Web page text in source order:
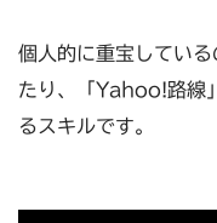
個人的に重宝してい
たり、「Yahoo!路線
るスキルです。